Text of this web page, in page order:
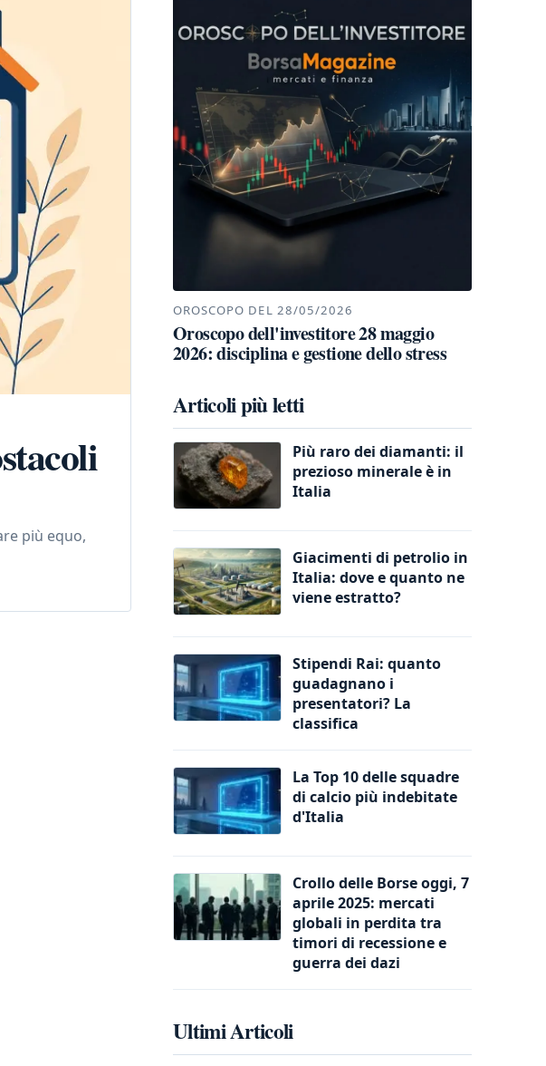
più equo,
OROSCOPO DEL 28/05/2026
Oroscopo dell'investitore 28 maggio
2026: disciplina e gestione dello stress
Articoli più letti
Più raro dei diamanti: il
prezioso minerale è in
Italia
Giacimenti di petrolio in
Italia: dove e quanto ne
viene estratto?
Stipendi Rai: quanto
guadagnano i
presentatori? La
classifica
La Top 10 delle squadre
di calcio più indebitate
d'Italia
Crollo delle Borse oggi, 7
aprile 2025: mercati
globali in perdita tra
timori di recessione e
guerra dei dazi
Ultimi Articoli